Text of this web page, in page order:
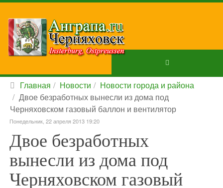
Главная Новости
Новости города и района
Двое безработных вынесли из дома под
Черняховском газовый баллон и вентилятор
Понедельник, 22 апреля 2013 19:20
Двое безработных
вынесли из дома под
Черняховском газовый